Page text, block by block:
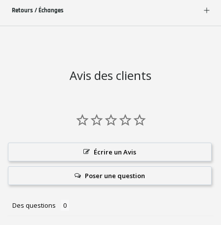
Retours / Échanges
Avis des clients
Écrire un Avis
Poser une question
Des questions